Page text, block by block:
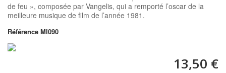
de feu », composée par Vangelis, qui a remporté l’oscar de la
meilleure musique de film de l’année 1981.
Référence MI090
13,50 €